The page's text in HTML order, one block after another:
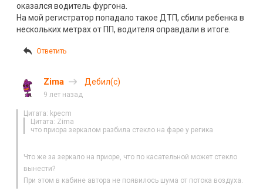
оказался водитель фургона.
На мой регистратор попадало такое ДТП, сбили ребенка в
нескольких метрах от ПП, водителя оправдали в итоге.
Ответить
Zima Дебил(с)
9 лет назад
Цитата: kpecm
Цитата: Zima
что приора зеркалом разбила стекло на фаре у регика
Что же за зеркало на приоре, что по касательной может стекло
вынести?
При этом в кабине автора не появилось шума от потока воздуха.